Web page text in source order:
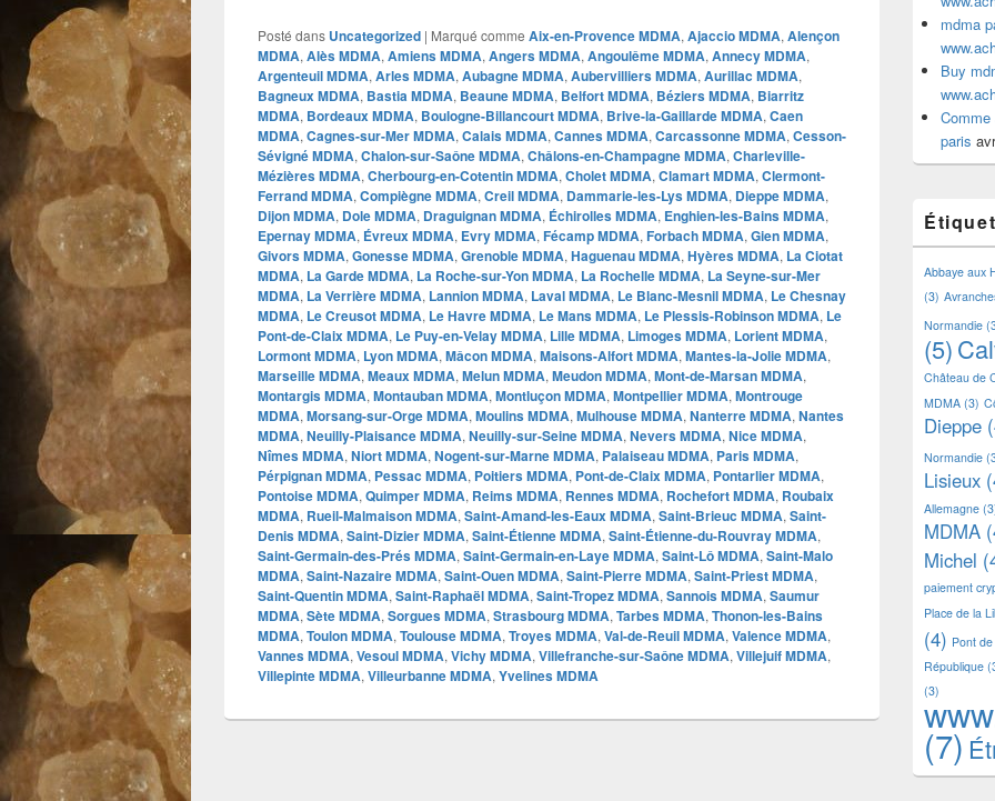
Posté dans Uncategorized | Marqué comme Aix-en-Provence MDMA, Ajaccio MDMA, Alençon
MDMA, Alès MDMA, Amiens MDMA, Angers MDMA, Angoulême MDMA, Annecy MDMA,
Argenteuil MDMA, Arles MDMA, Aubagne MDMA, Aubervilliers MDMA, Aurillac MDMA,
Bagneux MDMA, Bastia MDMA, Beaune MDMA, Belfort MDMA, Béziers MDMA, Biarritz
MDMA, Bordeaux MDMA, Boulogne-Billancourt MDMA, Brive-la-Gaillarde MDMA, Caen
MDMA, Cagnes-sur-Mer MDMA, Calais MDMA, Cannes MDMA, Carcassonne MDMA, Cesson-
Sévigné MDMA, Chalon-sur-Saône MDMA, Châlons-en-Champagne MDMA, Charleville-
Mézières MDMA, Cherbourg-en-Cotentin MDMA, Cholet MDMA, Clamart MDMA, Clermont-
Ferrand MDMA, Compiègne MDMA, Creil MDMA, Dammarie-les-Lys MDMA, Dieppe MDMA,
Dijon MDMA, Dole MDMA, Draguignan MDMA, Échirolles MDMA, Enghien-les-Bains MDMA,
Epernay MDMA, Évreux MDMA, Evry MDMA, Fécamp MDMA, Forbach MDMA, Gien MDMA,
Givors MDMA, Gonesse MDMA, Grenoble MDMA, Haguenau MDMA, Hyères MDMA, La Ciotat
MDMA, La Garde MDMA, La Roche-sur-Yon MDMA, La Rochelle MDMA, La Seyne-sur-Mer
MDMA, La Verrière MDMA, Lannion MDMA, Laval MDMA, Le Blanc-Mesnil MDMA, Le Chesnay
MDMA, Le Creusot MDMA, Le Havre MDMA, Le Mans MDMA, Le Plessis-Robinson MDMA, Le
Pont-de-Claix MDMA, Le Puy-en-Velay MDMA, Lille MDMA, Limoges MDMA, Lorient MDMA,
Lormont MDMA, Lyon MDMA, Mâcon MDMA, Maisons-Alfort MDMA, Mantes-la-Jolie MDMA,
Marseille MDMA, Meaux MDMA, Melun MDMA, Meudon MDMA, Mont-de-Marsan MDMA,
Montargis MDMA, Montauban MDMA, Montluçon MDMA, Montpellier MDMA, Montrouge
MDMA, Morsang-sur-Orge MDMA, Moulins MDMA, Mulhouse MDMA, Nanterre MDMA, Nantes
MDMA, Neuilly-Plaisance MDMA, Neuilly-sur-Seine MDMA, Nevers MDMA, Nice MDMA,
Nîmes MDMA, Niort MDMA, Nogent-sur-Marne MDMA, Palaiseau MDMA, Paris MDMA,
Pérpignan MDMA, Pessac MDMA, Poitiers MDMA, Pont-de-Claix MDMA, Pontarlier MDMA,
Pontoise MDMA, Quimper MDMA, Reims MDMA, Rennes MDMA, Rochefort MDMA, Roubaix
MDMA, Rueil-Malmaison MDMA, Saint-Amand-les-Eaux MDMA, Saint-Brieuc MDMA, Saint-
Denis MDMA, Saint-Dizier MDMA, Saint-Étienne MDMA, Saint-Étienne-du-Rouvray MDMA,
Saint-Germain-des-Prés MDMA, Saint-Germain-en-Laye MDMA, Saint-Lô MDMA, Saint-Malo
MDMA, Saint-Nazaire MDMA, Saint-Ouen MDMA, Saint-Pierre MDMA, Saint-Priest MDMA,
Saint-Quentin MDMA, Saint-Raphaël MDMA, Saint-Tropez MDMA, Sannois MDMA, Saumur
MDMA, Sète MDMA, Sorgues MDMA, Strasbourg MDMA, Tarbes MDMA, Thonon-les-Bains
MDMA, Toulon MDMA, Toulouse MDMA, Troyes MDMA, Val-de-Reuil MDMA, Valence MDMA,
Vannes MDMA, Vesoul MDMA, Vichy MDMA, Villefranche-sur-Saône MDMA, Villejuif MDMA,
Villepinte MDMA, Villeurbanne MDMA, Yvelines MDMA
mdma
Buy
paris
Abbaye aux
(3)
Normandie
(5)
Château de
MDMA (3)
Dieppe
Normandie
Lisieux
Allemagne
MDMA
Michel
paiement
Place de la
(4) Pont
République
(3)
(7)